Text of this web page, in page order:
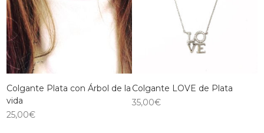
Colgante Plata con Árbol de la
vida
25,00€
Colgante LOVE de Plata
35,00€